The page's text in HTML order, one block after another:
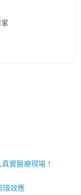
實醫療現場！
環效應